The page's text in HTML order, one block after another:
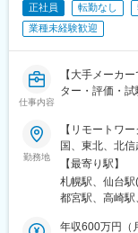
駅、松江駅、
ぽろ駅、青葉通
前駅(長野県)、
神戸三宮駅(阪
神南駅、辛島町
(地下鉄)、六
之島駅、なにわ
駅、久屋大通駅
ター北駅、勾
駅、北１２条
日吉町駅、新
都河原町駅、
正社員 転勤なし
業種未経験歓迎
仕事内容
【大手メーカ
ター・評価・
勤務地
【リモートワ
国、東北、北
迎！（引越し
西エリア（大
（東京、神奈川
中国エリア（
【最寄り駅】
札幌駅、仙台
都宮駅、高崎駅
線)、インテッ
年収600万円（